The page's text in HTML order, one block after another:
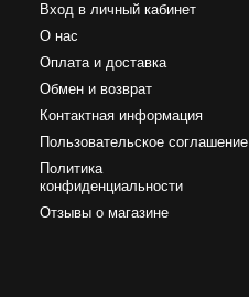
Вход в личный кабинет
О нас
Оплата и доставка
Обмен и возврат
Контактная информация
Пользовательское соглашение
Политика
конфиденциальности
Отзывы о магазине